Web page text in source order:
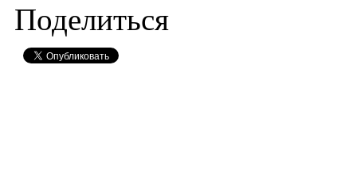
Поделиться